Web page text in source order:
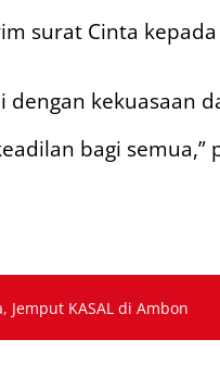
surat Cinta
kekuasaan
bagi semua,”
KASAL di Ambon